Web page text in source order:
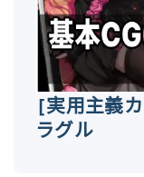
[実用主義
ラグル